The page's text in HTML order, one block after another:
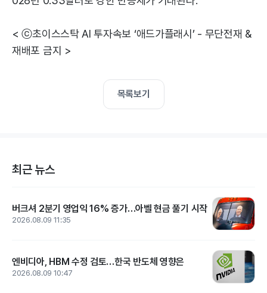
< ⓒ초이스스탁 AI 투자속보 ‘애드가플래시’ - 무단전재 &
재배포 금지 >
목록보기
최근 뉴스
버크셔 2분기 영업익 16% 증가…아벨 현금 풀기 시작
2026.08.09 11:35
엔비디아, HBM 수정 검토…한국 반도체 영향은
2026.08.09 10:47